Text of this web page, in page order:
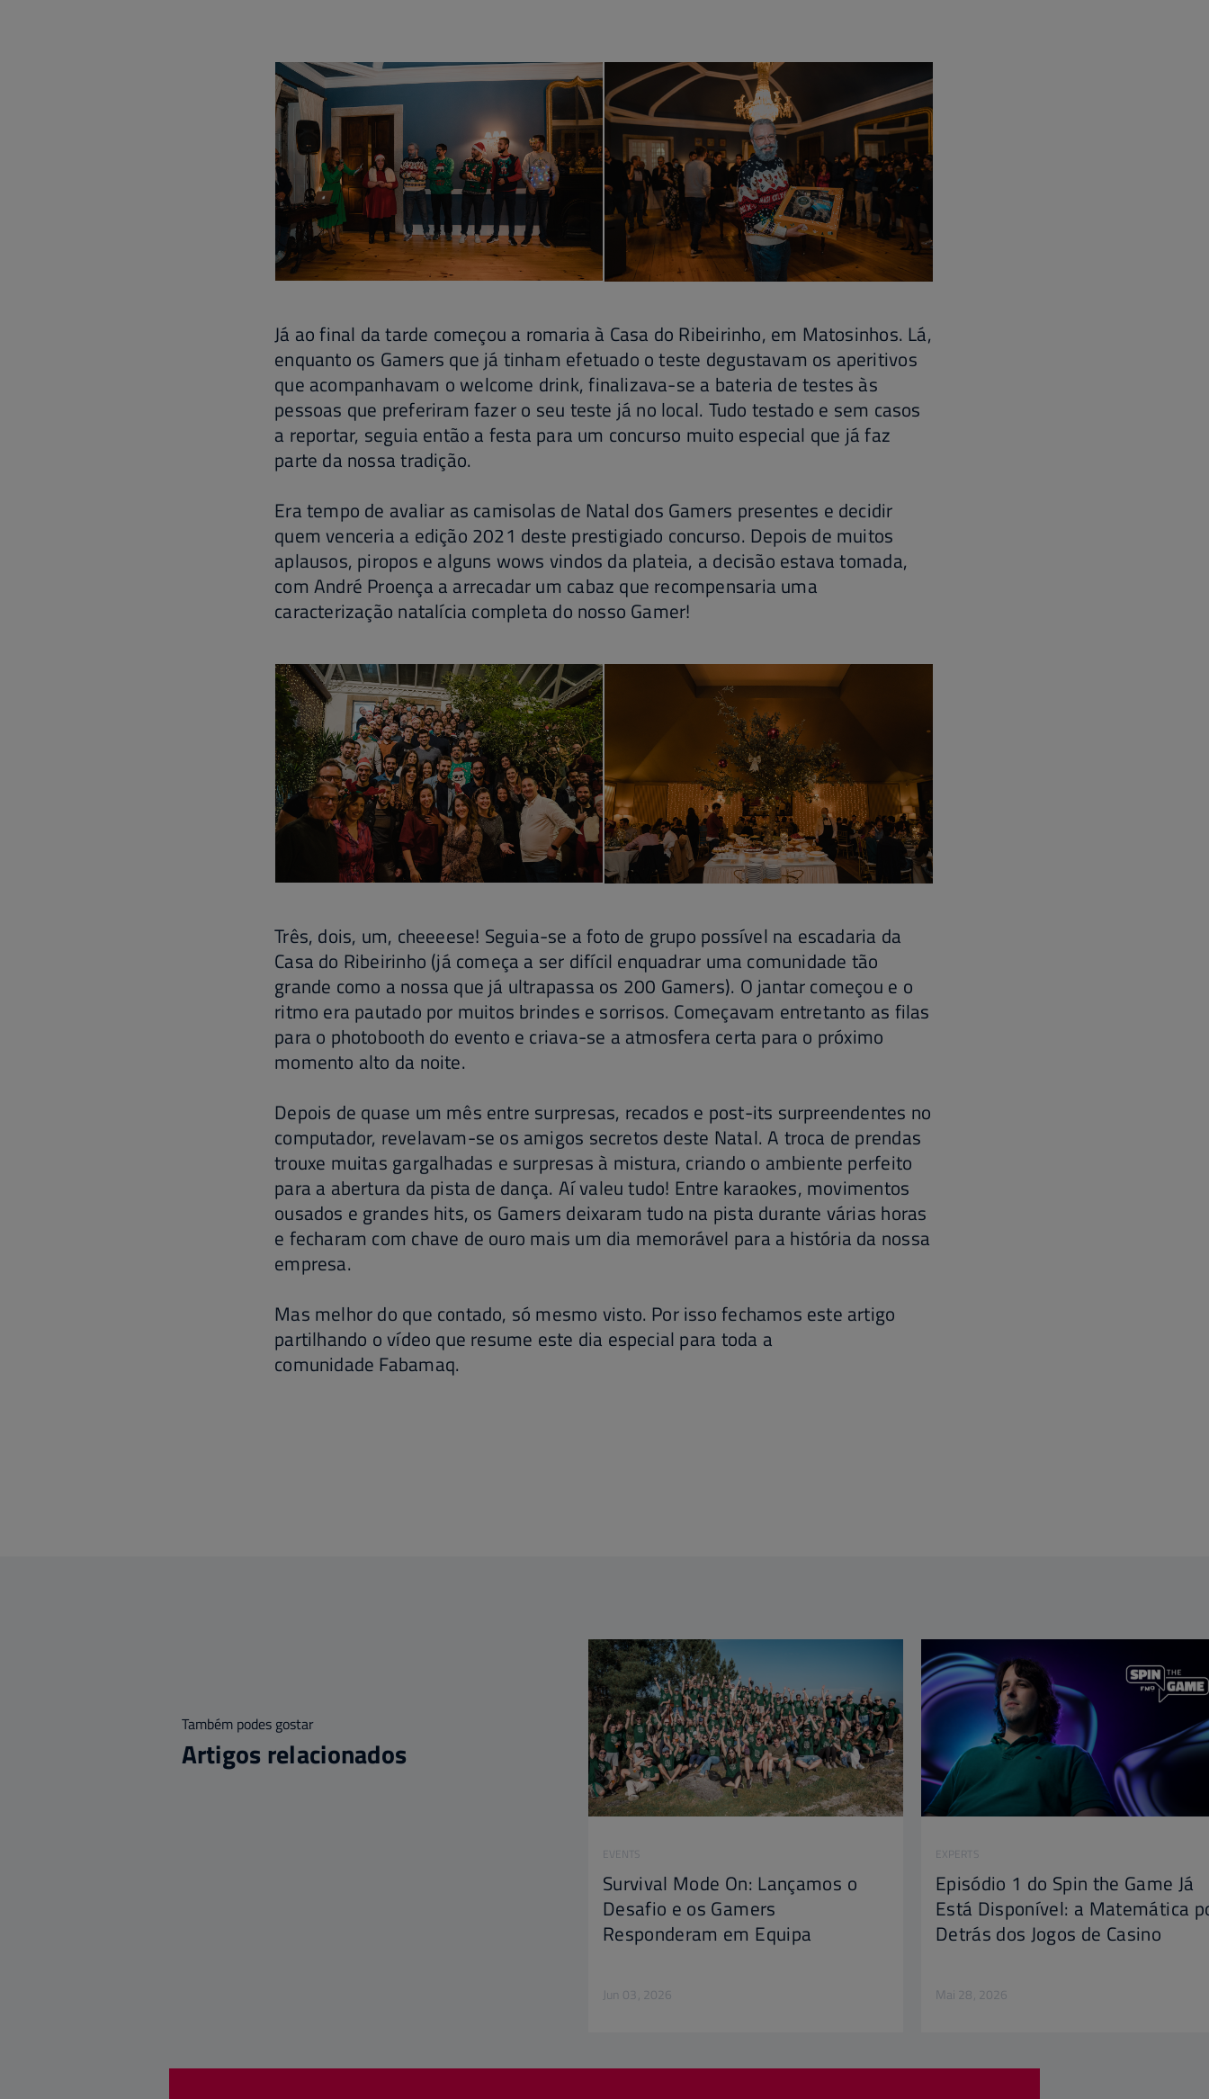
Já ao final da tarde começou a romaria à Casa do Ribeirinho, em Matosinhos. Lá,
enquanto os Gamers que já tinham efetuado o teste degustavam os aperitivos
que acompanhavam o welcome drink, finalizava-se a bateria de testes às
pessoas que preferiram fazer o seu teste já no local. Tudo testado e sem casos
a reportar, seguia então a festa para um concurso muito especial que já faz
parte da nossa tradição.
Era tempo de avaliar as camisolas de Natal dos Gamers presentes e decidir
quem venceria a edição 2021 deste prestigiado concurso. Depois de muitos
aplausos, piropos e alguns wows vindos da plateia, a decisão estava tomada,
com André Proença a arrecadar um cabaz que recompensaria uma
caracterização natalícia completa do nosso Gamer!
Três, dois, um, cheeeese! Seguia-se a foto de grupo possível na escadaria da
Casa do Ribeirinho (já começa a ser difícil enquadrar uma comunidade tão
grande como a nossa que já ultrapassa os 200 Gamers). O jantar começou e o
ritmo era pautado por muitos brindes e sorrisos. Começavam entretanto as filas
para o photobooth do evento e criava-se a atmosfera certa para o próximo
momento alto da noite.
Depois de quase um mês entre surpresas, recados e post-its surpreendentes no
computador, revelavam-se os amigos secretos deste Natal. A troca de prendas
trouxe muitas gargalhadas e surpresas à mistura, criando o ambiente perfeito
para a abertura da pista de dança. Aí valeu tudo! Entre karaokes, movimentos
ousados e grandes hits, os Gamers deixaram tudo na pista durante várias horas
e fecharam com chave de ouro mais um dia memorável para a história da nossa
empresa.
Mas melhor do que contado, só mesmo visto. Por isso fechamos este artigo
partilhando o vídeo que resume este dia especial para toda a
comunidade Fabamaq.
Também podes gostar
Artigos relacionados
EVENTS
Survival Mode On: Lançamos o
Desafio e os Gamers
Responderam em Equipa
Jun 03, 2026
EXPERTS
Episódio 1 do Spin the Game Já
Está Disponível: a Matemática
Detrás dos Jogos de Casino
Mai 28, 2026